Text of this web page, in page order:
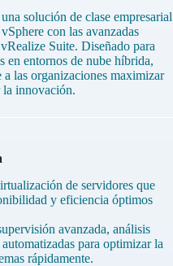
solución de clase empresarial
con las avanzadas
Suite. Diseñado para
en entornos de nube híbrida,
las organizaciones maximizar
la innovación.
de servidores que
y eficiencia óptimos
avanzada, análisis
para optimizar la
rápidamente.